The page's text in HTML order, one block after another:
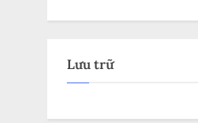
Lưu trữ